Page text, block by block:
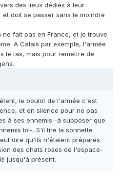
des lieux dédiés à leur
doit se passer sans le moindre
fait pas en France, et je trouve
A Calais par exemple, l'armée
le tas, mais pour remettre de
le boulot de l'armée c'est
et en silence pour ne pas
à ses ennemis -à supposer que
lol-. S'il tire la sonnette
dire qu'ils n'étaient préparés
des chats roses de l'espace-
jusqu'à présent.